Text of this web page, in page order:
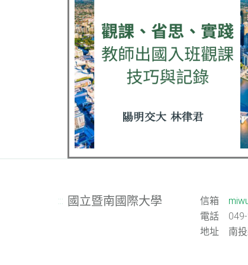
::: 國立暨南國際大學 信箱
電話
地址
南